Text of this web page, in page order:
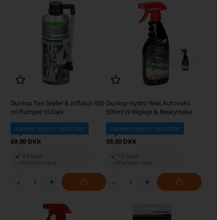
Dunlop Tire Sealer & Inflator 450
ml Pumper til Dæk
Laveste stykpris: 59,00 DKK
69,00 DKK
På lager
Afsendes i dag
- +
Dunlop Hydro Wax Autovoks
500ml til Bilpleje & Beskyttelse
Laveste stykpris: 49,00 DKK
59,00 DKK
På lager
Afsendes i dag
- +